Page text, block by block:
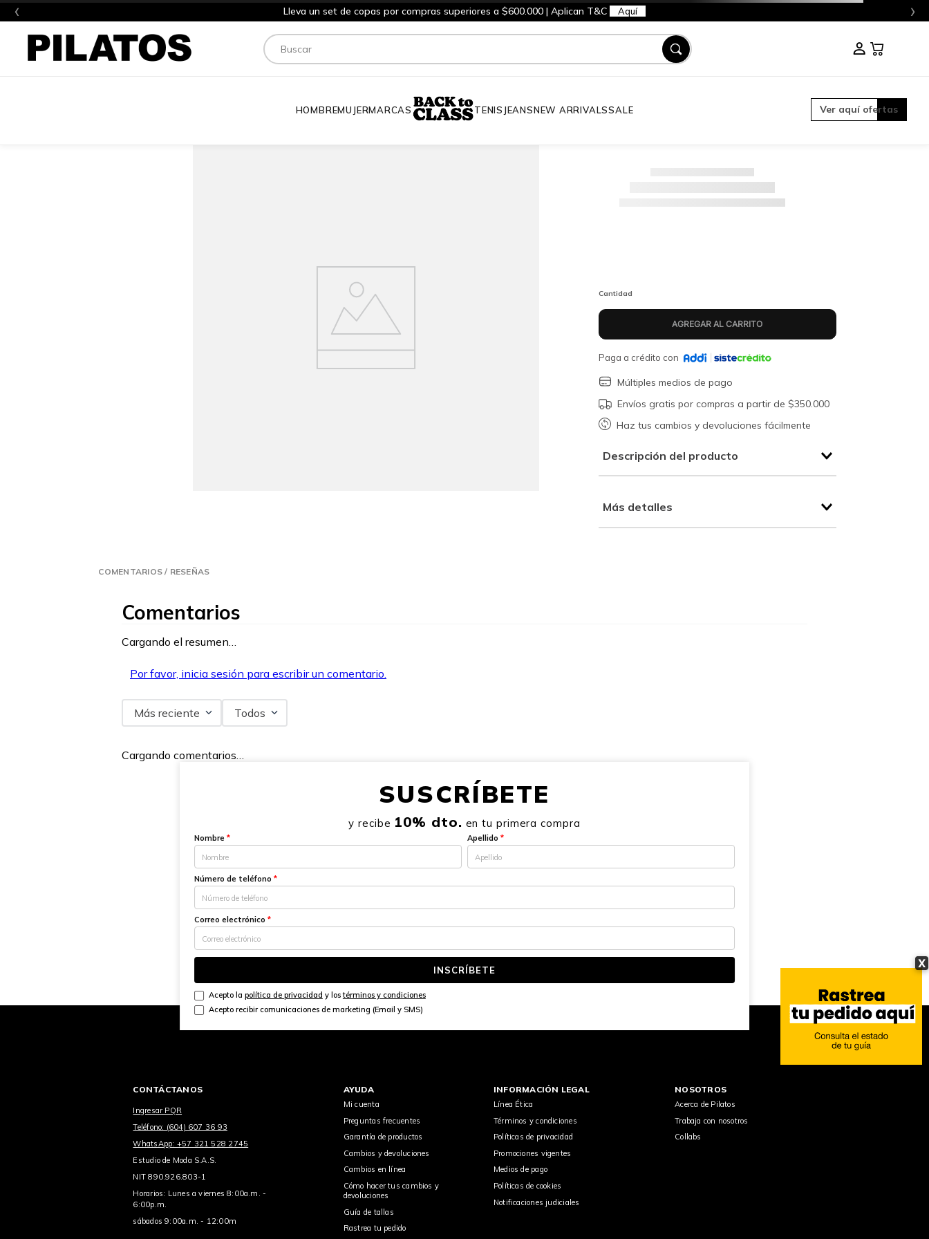
‹ Lleva un set de copas por compras superiores a $600.000 | Aplican T&C Aquí ›
Buscar
HOMBREMUJERMARCAS TENIS JEANSNEW ARRIVALSSALE Ver aquí ofertas
X
Cantidad
Paga a crédito con
Múltiples medios de pago
Envíos gratis por compras a partir de $350.000
Haz tus cambios y devoluciones fácilmente
Descripción del producto
Más detalles
COMENTARIOS / RESEÑAS
Comentarios
Cargando el resumen…
Por favor, inicia sesión para escribir un comentario.
Más reciente Todos
Cargando comentarios…
SUSCRÍBETE
y recibe 10% dto. en tu primera compra
Nombre * Apellido *
Número de teléfono *
Correo electrónico *
INSCRÍBETE
Acepto la política de privacidad y lostérminos y condiciones
Acepto recibir comunicaciones de marketing (Email y SMS)
CONTÁCTANOS
Ingresar PQR
Teléfono: (604) 607 36 93
WhatsApp: +57 321 528 2745
Estudio de Moda S.A.S.
NIT 890.926.803-1
Horarios: Lunes a viernes 8:00a.m. -
6:00p.m.
sábados 9:00a.m. - 12:00m
AYUDA
Mi cuenta
Preguntas frecuentes
Garantía de productos
Cambios y devoluciones
Cambios en línea
Cómo hacer tus cambios y
devoluciones
Guía de tallas
Rastrea tu pedido
INFORMACIÓN LEGAL
Línea Ética
Términos y condiciones
Políticas de privacidad
Promociones vigentes
Medios de pago
Políticas de cookies
Notificaciones judiciales
NOSOTROS
Acerca de Pilatos
Trabaja con nosotros
Collabs